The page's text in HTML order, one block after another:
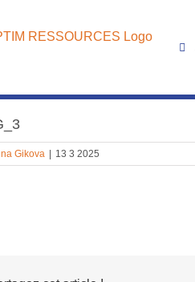
Gikova 13 3 2025